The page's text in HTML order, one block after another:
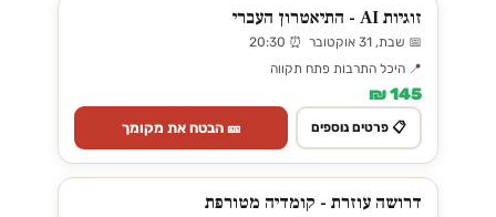
זוגיות AI - התיאטרון העברי
📅 שבת, 31 אוקטובר ⏰ 20:30
📍 היכל התרבות פתח תקווה
145 ₪
📋 פרטים נוספים 🎫 הבטח את מקומך
דרושה עוזרת - קומדיה מטורפת